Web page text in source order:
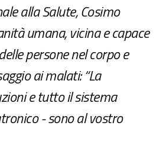
alla Salute, Cosimo
umana, vicina e capace
persone nel corpo e
ai malati: “La
e tutto il sistema
- sono al vostro